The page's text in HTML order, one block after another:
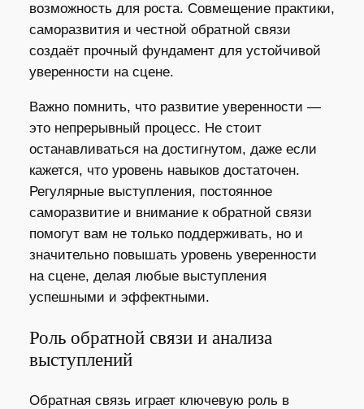
возможность для роста. Совмещение практики,
саморазвития и честной обратной связи
создаёт прочный фундамент для устойчивой
уверенности на сцене.
Важно помнить, что развитие уверенности —
это непрерывный процесс. Не стоит
останавливаться на достигнутом, даже если
кажется, что уровень навыков достаточен.
Регулярные выступления, постоянное
саморазвитие и внимание к обратной связи
помогут вам не только поддерживать, но и
значительно повышать уровень уверенности
на сцене, делая любые выступления
успешными и эффектными.
Роль обратной связи и анализа
выступлений
Обратная связь играет ключевую роль в